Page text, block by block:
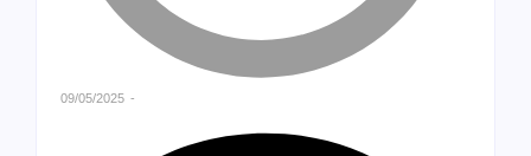
09/05/2025 -